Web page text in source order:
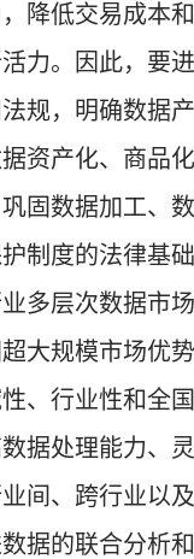
降低交易成本
力。因此，要
规，明确数据
资产化、商品
固数据加工、
制度的法律基
多层次数据市
大规模市场优
、行业性和全
据处理能力、
间、跨行业以
据的联合分析和